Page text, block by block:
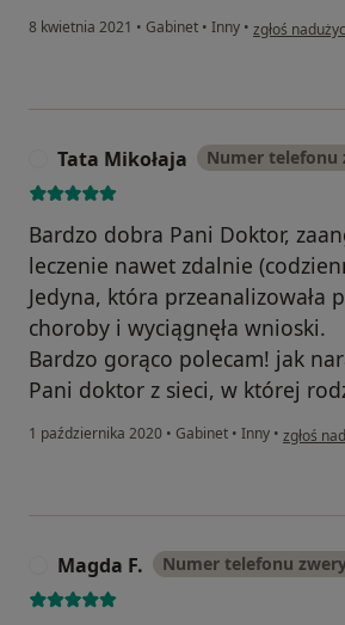
8 kwietnia 2021 • Gabinet • Inny • w opinii
zgłoś
Tata Mikołaja Numer
Bardzo dobra Pani Doktor,
leczenie nawet zdalnie
Jedyna, która przeanalizowała
choroby i wyciągnęła wnioski.
Bardzo gorąco polecam! jak
Pani doktor z sieci, w której
1 października 2020 • Gabinet • Inny • w opinii
zgłoś
Magda F. Numer telefonu